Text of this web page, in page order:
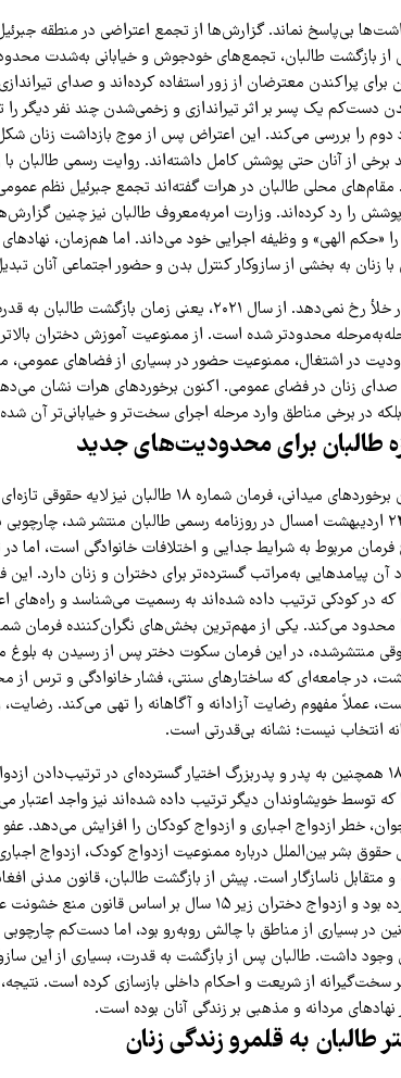
بی‌پاسخ نماند. گزارش‌ها از تجمع اعتراضی در منطقه
بازگشت طالبان، تجمع‌های خودجوش و خیابانی به‌شدت
برای پراکندن معترضان از زور استفاده کرده‌اند و صدای
دست‌کم یک پسر بر اثر تیراندازی و زخمی‌شدن چند نفر دیگر را
را بررسی می‌کند. این اعتراض پس از موج بازداشت زنان شکل
برخی از آنان حتی پوشش کامل داشته‌اند. روایت رسمی طالبان
محلی طالبان در هرات گفته‌اند تجمع جبرئیل نظم
را رد کرده‌اند. وزارت امربه‌معروف طالبان نیز چنین
«حکم الهی» و وظیفه اجرایی خود می‌داند. اما هم‌زمان، نهادهای
با زنان به بخشی از سازوکار کنترل بدن و حضور اجتماعی آنان
این تحولات در خلأ رخ نمی‌دهد. از سال ۲۰۲۱، یعنی
محدودتر شده است. از ممنوعیت آموزش دختران بالاتر
در اشتغال، ممنوعیت حضور در بسیاری از فضاهای
زنان در فضای عمومی. اکنون برخوردهای هرات نشان می‌دهد
در برخی مناطق وارد مرحله اجرای سخت‌تر و خیابانی‌تر آن
طالبان برای محدودیت‌های جدید
هم‌زمان با این برخوردهای میدانی، فرمان شماره
فرمان که در ۲۴ اردیبهشت امسال در روزنامه رسمی طالبان منتشر شد،
مربوط به شرایط جدایی و اختلافات خانوادگی است، اما در
آن پیامدهایی به‌مراتب گسترده‌تر برای دختران و زنان دارد. این
که در کودکی ترتیب داده شده‌اند به رسمیت می‌شناسد و راه‌های
منتشرشده، در این فرمان سکوت دختر پس از رسیدن به بلوغ
در جامعه‌ای که ساختارهای سنتی، فشار خانوادگی و ترس از
عملاً مفهوم رضایت آزادانه و آگاهانه را تهی می‌کند.
انتخاب نیست؛ نشانه بی‌قدرتی است.
فرمان شماره ۱۸ همچنین به پدر و پدربزرگ اختیار گسترده‌ای در
که توسط خویشاوندان دیگر ترتیب داده شده‌اند نیز واجد اعتبار
خطر ازدواج اجباری و ازدواج کودکان را افزایش می‌دهد.
حقوق بشر بین‌الملل درباره ممنوعیت ازدواج کودک، ازدواج
سال تعیین کرده بود و ازدواج دختران زیر ۱۵ سال بر
در بسیاری از مناطق با چالش روبه‌رو بود، اما دست‌کم
وجود داشت. طالبان پس از بازگشت به قدرت، بسیاری از این
سخت‌گیرانه از شریعت و احکام داخلی بازسازی کرده است.
نهادهای مردانه و مذهبی بر زندگی آنان بوده است.
طالبان به قلمرو زندگی زنان